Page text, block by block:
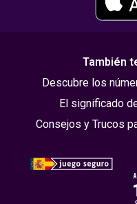
También
Descubre los
El significado
Consejos y Trucos